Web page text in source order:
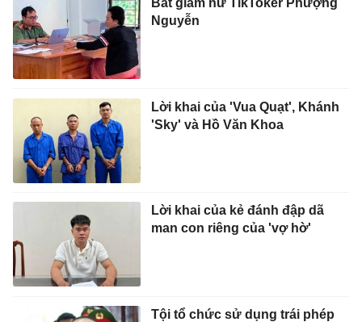
Bắt giam nữ TikToker Phượng
Nguyễn
Lời khai của 'Vua Quạt', Khánh
'Sky' và Hồ Văn Khoa
Lời khai của kẻ đánh đập dã
man con riêng của 'vợ hờ'
Tội tổ chức sử dụng trái phép